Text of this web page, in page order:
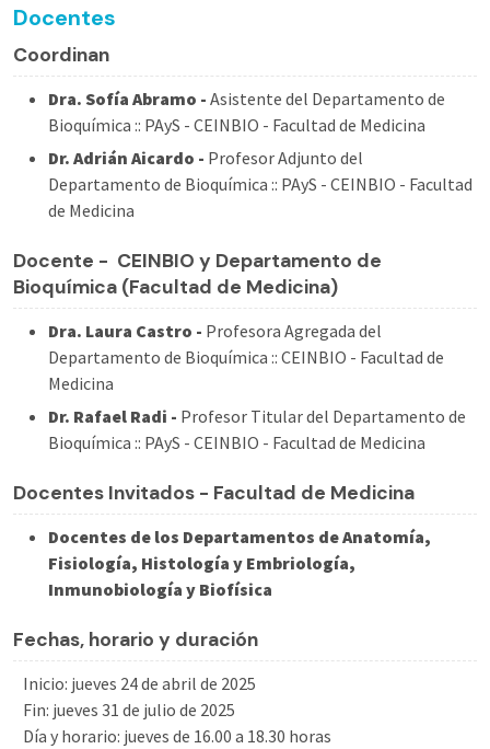
Docentes
Coordinan
Dra. Sofía Abramo - Asistente del Departamento de
Bioquímica :: PAyS - CEINBIO - Facultad de Medicina
Dr. Adrián Aicardo - Profesor Adjunto del
Departamento de Bioquímica :: PAyS - CEINBIO - Facultad
de Medicina
Docente - CEINBIO y Departamento de
Bioquímica (Facultad de Medicina)
Dra. Laura Castro - Profesora Agregada del
Departamento de Bioquímica :: CEINBIO - Facultad de
Medicina
Dr. Rafael Radi - Profesor Titular del Departamento de
Bioquímica :: PAyS - CEINBIO - Facultad de Medicina
Docentes Invitados - Facultad de Medicina
Docentes de los Departamentos de Anatomía,
Fisiología, Histología y Embriología,
Inmunobiología y Biofísica
Fechas, horario y duración
Inicio: jueves 24 de abril de 2025
Fin: jueves 31 de julio de 2025
Día y horario: jueves de 16.00 a 18.30 horas